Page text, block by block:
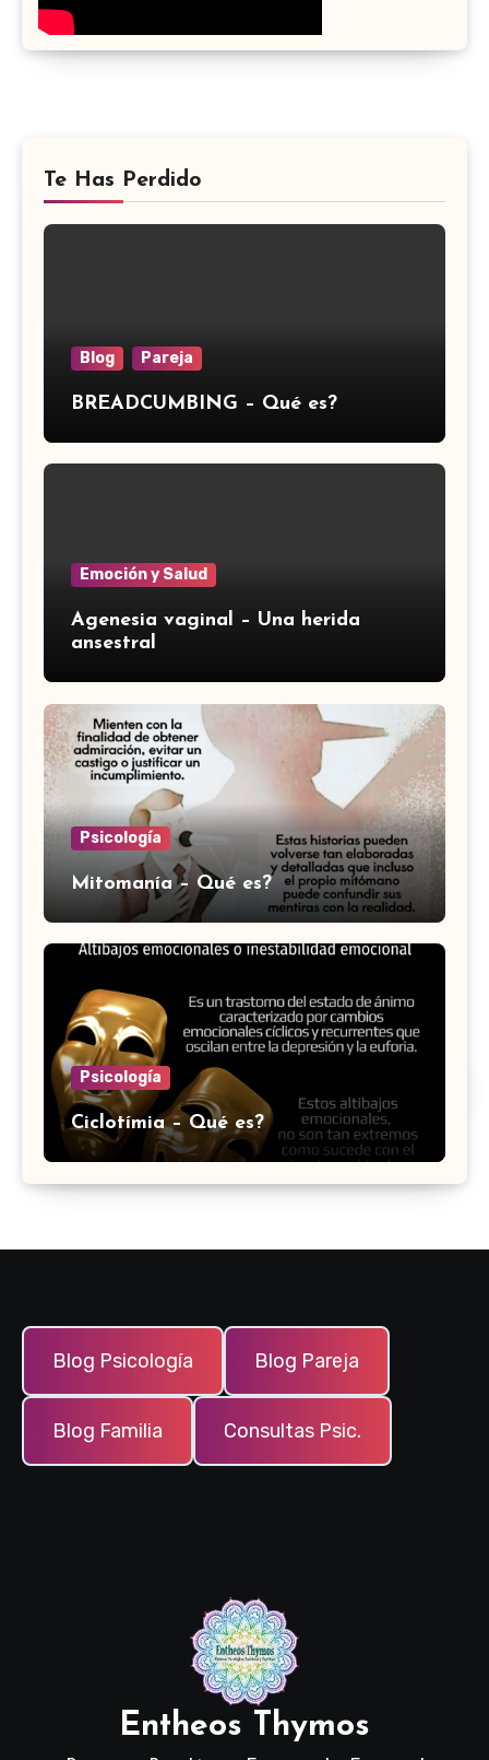
Te Has Perdido
Blog Pareja
BREADCUMBING – Qué es?
Emoción y Salud
Agenesia vaginal – Una herida
ansestral
Psicología
Mitomanía – Qué es?
Psicología
Ciclotímia – Qué es?
Blog Psicología Blog Pareja
Blog Familia Consultas Psic.
Entheos Thymos